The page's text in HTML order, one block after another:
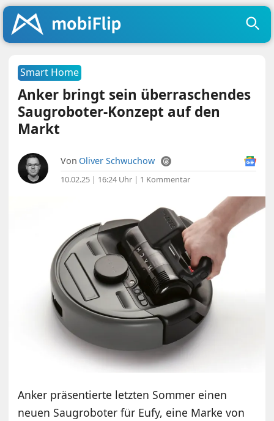
Smart Home
Anker bringt sein überraschendes
Saugroboter-Konzept auf den
Markt
Von Oliver Schwuchow
10.02.25 | 16:24 Uhr | 1 Kommentar
Anker präsentierte letzten Sommer einen
neuen Saugroboter für Eufy, eine Marke von